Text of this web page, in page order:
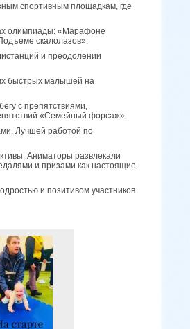
спортивным площадкам, где
олимпиады: «Марафоне
скалолазов».
и преодолении
быстрых малышей на
с препятствиями,
«Семейный форсаж».
Лучшей работой по
Аниматоры развлекали
и призами как настоящие
и позитивом участников